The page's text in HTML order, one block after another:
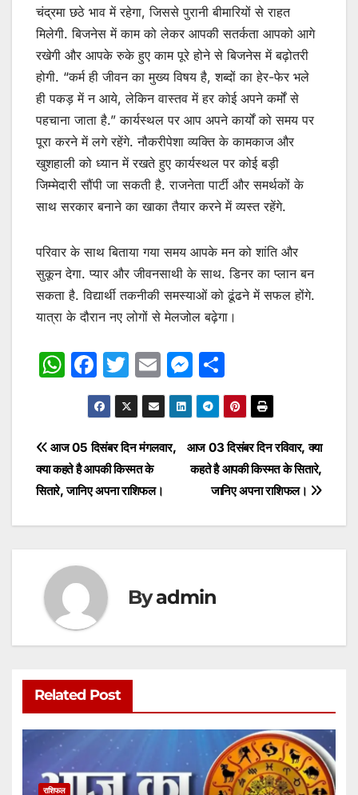
चंद्रमा छठे भाव में रहेगा, जिससे पुरानी बीमारियों से राहत
मिलेगी. बिजनेस में काम को लेकर आपकी सतर्कता आपको आगे
रखेगी और आपके रुके हुए काम पूरे होने से बिजनेस में बढ़ोतरी
होगी. “कर्म ही जीवन का मुख्य विषय है, शब्दों का हेर-फेर भले
ही पकड़ में न आये, लेकिन वास्तव में हर कोई अपने कर्मों से
पहचाना जाता है.” कार्यस्थल पर आप अपने कार्यों को समय पर
पूरा करने में लगे रहेंगे. नौकरीपेशा व्यक्ति के कामकाज और
खुशहाली को ध्यान में रखते हुए कार्यस्थल पर कोई बड़ी
जिम्मेदारी सौंपी जा सकती है. राजनेता पार्टी और समर्थकों के
साथ सरकार बनाने का खाका तैयार करने में व्यस्त रहेंगे.
परिवार के साथ बिताया गया समय आपके मन को शांति और
सुकून देगा. प्यार और जीवनसाथी के साथ. डिनर का प्लान बन
सकता है. विद्यार्थी तकनीकी समस्याओं को ढूंढने में सफल होंगे.
यात्रा के दौरान नए लोगों से मेलजोल बढ़ेगा।
W
s
A
p
p
F
a
c
e
b
o
o
T
w
itt
er
E
m
ai
l
M
e
s
s
e
g
h
ar
e
Post
navigation
आज 03 दिसंबर दिन रविवार, क्या
कहते है आपकी किस्मत के सितारे,
जानिए अपना राशिफल।
आज 05 दिसंबर दिन मंगलवार,
क्या कहते है आपकी किस्मत के
सितारे, जानिए अपना राशिफल।
Byadmin
Related Post
राशिफल